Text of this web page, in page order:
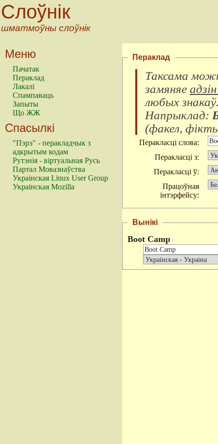
Слоўнік
шматмоўны слоўнік
Меню
Пачатак
Пераклад
Лакалі
Спампаваць
Запыты
Що ЖЖ
Спасылкі
"Пэрэ" - перакладчык з
адкрытым кодам
Рутэнія - віртуальная Русь
Партал Мовазнаўства
Украінская Linux User Group
Украінская Mozilla
Пераклад
Таксама
замяняе
любых знакаў
Напрыклад:
(факел,
Перакласці слова:
Перакласці з:
Перакласці ў:
Працоўная
інтэрфейсу:
Вынікі
Boot Camp